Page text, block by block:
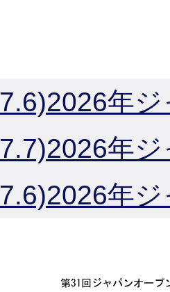
年
年
年